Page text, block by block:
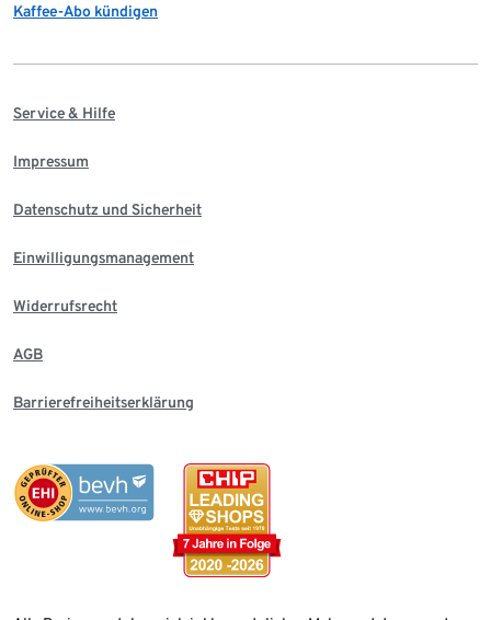
Kaffee-Abo kündigen
Service & Hilfe
Impressum
Datenschutz und Sicherheit
Einwilligungsmanagement
Widerrufsrecht
AGB
Barrierefreiheitserklärung